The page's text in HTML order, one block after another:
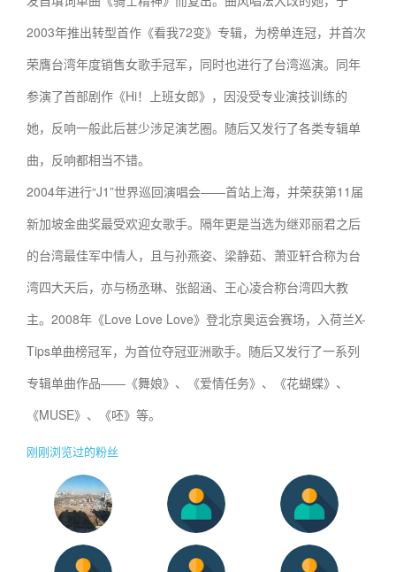
2003年推出转型首作《看我72变》专辑，为榜单连冠，并首次
荣膺台湾年度销售女歌手冠军，同时也进行了台湾巡演。同年
参演了首部剧作《Hi！上班女郎》，因没受专业演技训练的
她，反响一般此后甚少涉足演艺圈。随后又发行了各类专辑单
曲，反响都相当不错。
2004年进行“J1”世界巡回演唱会――首站上海，并荣获第11届
新加坡金曲奖最受欢迎女歌手。隔年更是当选为继邓丽君之后
的台湾最佳军中情人，且与孙燕姿、梁静茹、萧亚轩合称为台
湾四大天后，亦与杨丞琳、张韶涵、王心凌合称台湾四大教
主。2008年《Love Love Love》登北京奥运会赛场，入荷兰X-
Tips单曲榜冠军，为首位夺冠亚洲歌手。随后又发行了一系列
专辑单曲作品――《舞娘》、《爱情任务》、《花蝴蝶》、
《MUSE》、《呸》等。
刚刚浏览过的粉丝